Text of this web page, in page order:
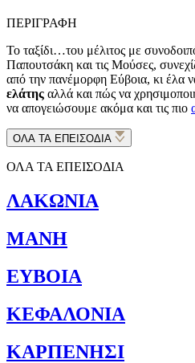
ΠΕΡΙΓΡΑΦΗ
Το ταξίδι…του μέλιτος με
Παπουτσάκη και τις Μούσες,
από την πανέμορφη Εύβοια, κι έλα
ελάτης αλλά και πώς να
να απογειώσουμε ακόμα και τις πιο
ΟΛΑ ΤΑ ΕΠΕΙΣΟΔΙΑ
ΟΛΑ ΤΑ ΕΠΕΙΣΟΔΙΑ
ΛΑΚΩΝΙΑ
ΜΑΝΗ
ΕΥΒΟΙΑ
ΚΕΦΑΛΟΝΙΑ
ΚΑΡΠΕΝΗΣΙ